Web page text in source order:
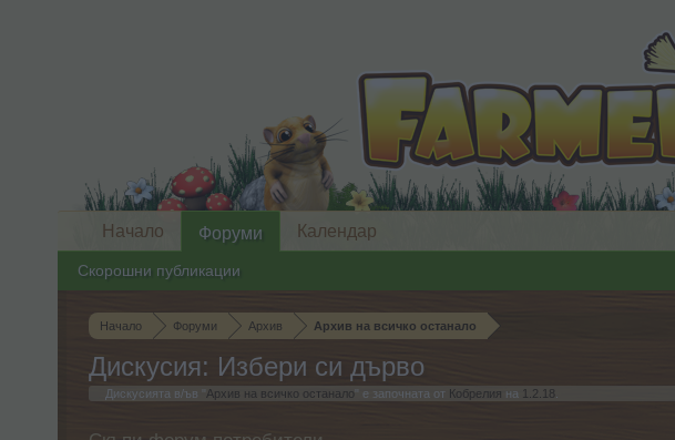
Начало Форуми Архив Архив на всичко останало
Дискусия: Избери си дърво
Дискусията в/ъв " Архив на всичко останало " е започната от Кобрелия на 1.2.18
Начало Форуми
Скорошни публикации
Календар